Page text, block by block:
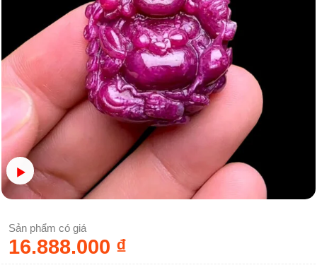
Sản phẩm có giá
16.888.000 ₫